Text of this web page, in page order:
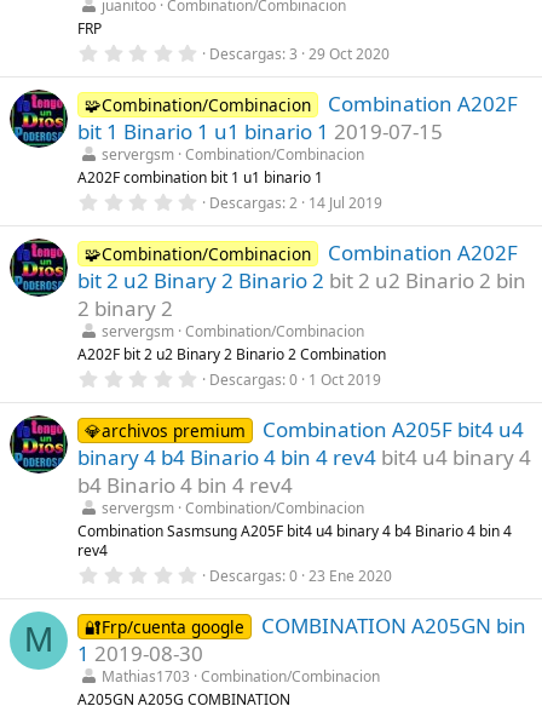
l
)
juanitoo Combination/Combinacion
FRP
0
0
0
e
s
t
r
e
l
a
(
s
)
Descargas 3 29 Oct 2020
🧩Combination/Combinacion
Combination A202F
bit 1 Binario 1 u1 binario 1 2019-07-15
servergsm Combination/Combinacion
A202F combination bit 1 u1 binario 1
0
0
0
e
s
e
l
a
(
s
)
Descargas 2 14 Jul 2019
🧩Combination/Combinacion
Combination A202F
bit 2 u2 Binary 2 Binario 2 bit 2 u2 Binario 2 bin
2 binary 2
servergsm Combination/Combinacion
A202F bit 2 u2 Binary 2 Binario 2 Combination
0
0
0
e
s
t
r
e
l
s
)
Descargas 0 1 Oct 2019
💎archivos premium
Combination A205F bit4 u4
binary 4 b4 Binario 4 bin 4 rev4 bit4 u4 binary 4
b4 Binario 4 bin 4 rev4
servergsm Combination/Combinacion
Combination Sasmsung A205F bit4 u4 binary 4 b4 Binario 4 bin 4
rev4
0
0
0
e
s
t
r
Descargas 0 23 Ene 2020
M 🔐Frp/cuenta google
COMBINATION A205GN bin
1 2019-08-30
Mathias1703
Combination/Combinacion
A205GN A205G COMBINATION